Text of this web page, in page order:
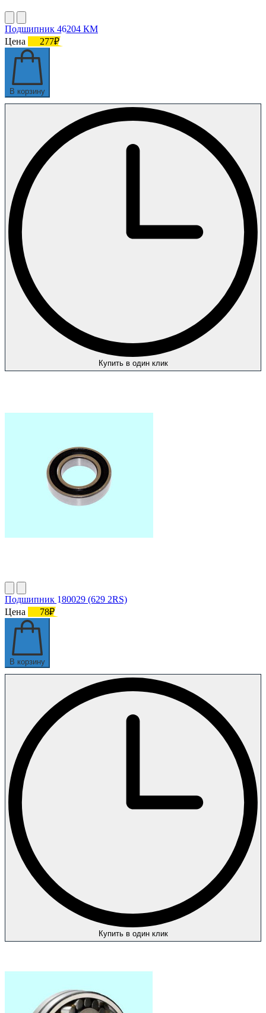
Подшипник 46204 КМ
Цена
277₽
В корзину
Купить в один клик
Подшипник 180029 (629 2RS)
Цена
78₽
В корзину
Купить в один клик